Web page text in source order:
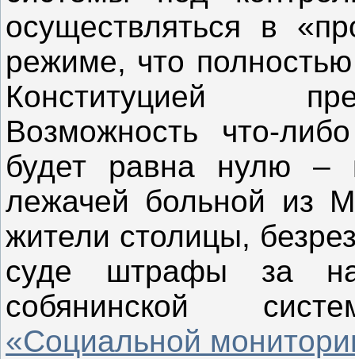
осуществляться в
режиме, что
Конституцией
Возможность что-
будет равна нулю –
лежачей больной из
жители столицы,
суде штрафы за
собянинской
«Социальной